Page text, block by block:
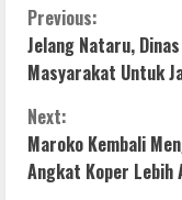
C
o
n
t
Previous:
Jelang Nataru,
Masyarakat Untuk
Next:
Maroko Kembali
Angkat Koper Lebih